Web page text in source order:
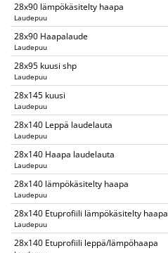
28x90 lämpökäsitelty haapa
Laudepuu
28x90 Haapalaude
Laudepuu
28x95 kuusi shp
Laudepuu
28x145 kuusi
Laudepuu
28x140 Leppä laudelauta
Laudepuu
28x140 Haapa laudelauta
Laudepuu
28x140 lämpökäsitelty haapa
Laudepuu
28x140 Etuprofiili lämpökäsitelty haapa
Laudepuu
28x140 Etuprofiili leppä/lämpöhaapa